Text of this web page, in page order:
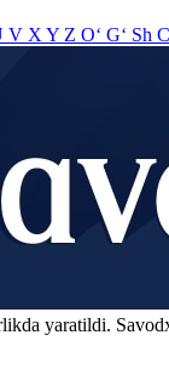
V X Y Z O‘ G‘ Sh
yaratildi.